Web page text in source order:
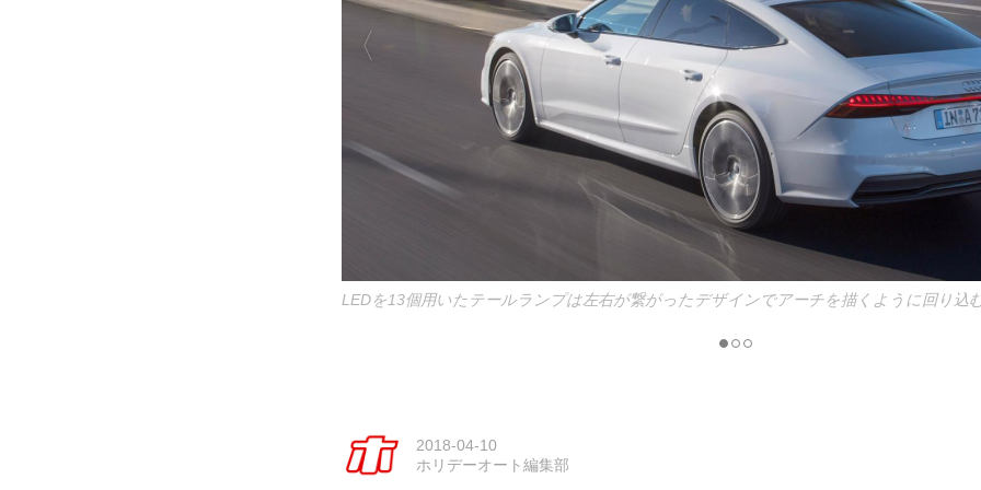
LEDを13個用いたテールランプは左右が繋がったデザインでアーチを描くように回り込
2018-04-10
ホリデーオート編集部